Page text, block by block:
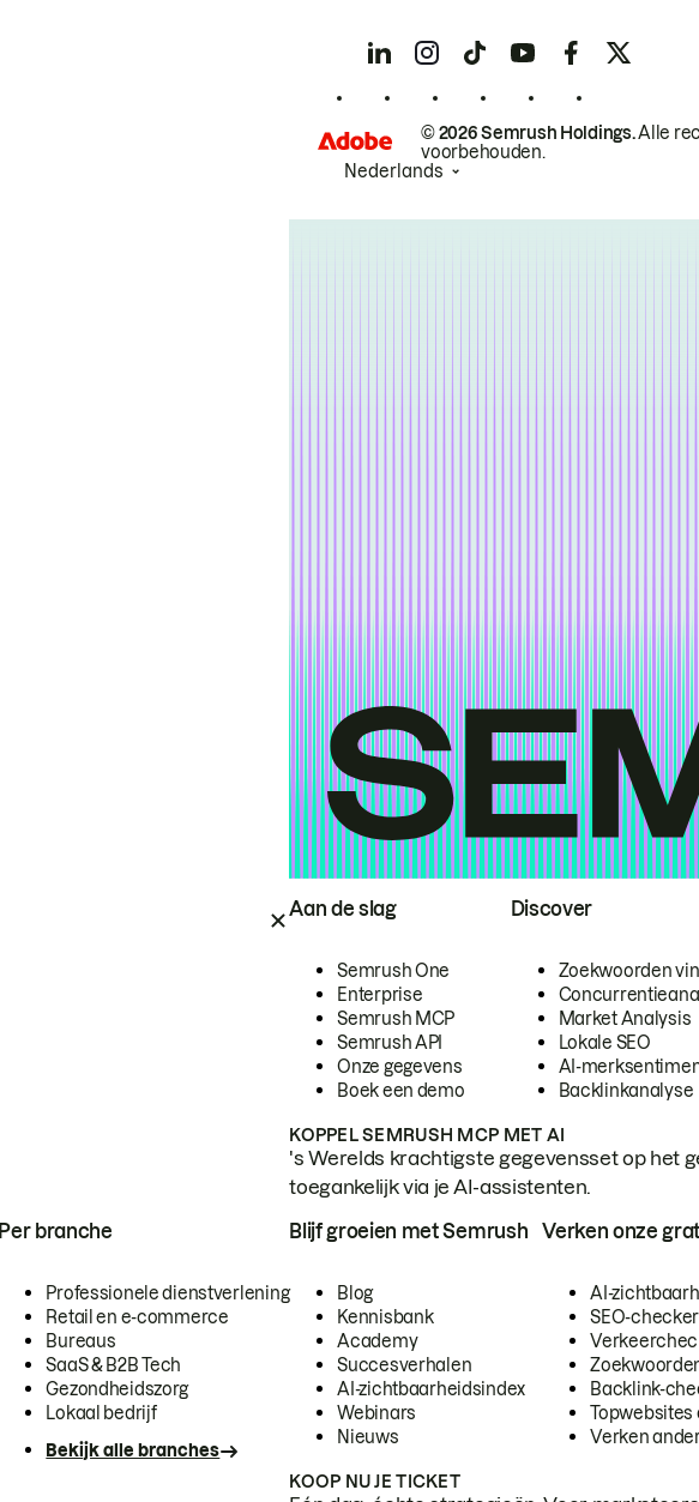
Aan de slag
Semrush One
Enterprise
Semrush MCP
Semrush API
Onze gegevens
Boek een demo
Discover
Zoekwoorden
Market Analysis
Lokale SEO
AI-
Backlinkanalyse
KOPPEL SEMRUSH MCP MET AI
's Werelds krachtigste gegevensset op het
toegankelijk via je AI-assistenten.
Per branche
Professionele dienstverlening
Retail en e-commerce
Bureaus
SaaS & B2B Tech
Gezondheidszorg
Lokaal bedrijf
Bekijk alle branches
Blijf groeien met Semrush
Blog
Kennisbank
Academy
Succesverhalen
AI-zichtbaarheidsindex
Webinars
Nieuws
Verken onze
AI-
SEO-checker
Backlink-
Topwebsites
Verken
KOOP NU JE TICKET
© 2026 Semrush Holdings.Alle
voorbehouden.
Nederlands